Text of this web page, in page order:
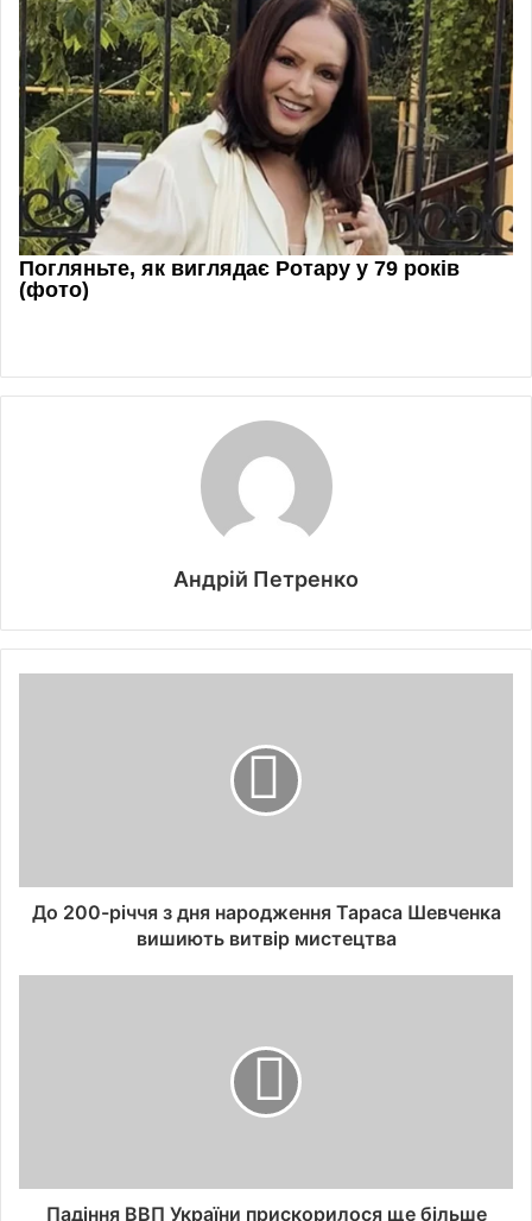
Андрій Петренко
До 200-річчя з дня народження Тараса Шевченка
вишиють витвір мистецтва
Падіння ВВП України прискорилося ще більше